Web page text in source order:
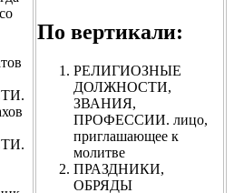
По вертикали:
РЕЛИГИОЗНЫЕ
ДОЛЖНОСТИ,
ЗВАНИЯ,
ПРОФЕССИИ. лицо,
приглашающее к
молитве
ПРАЗДНИКИ,
ОБРЯДЫ